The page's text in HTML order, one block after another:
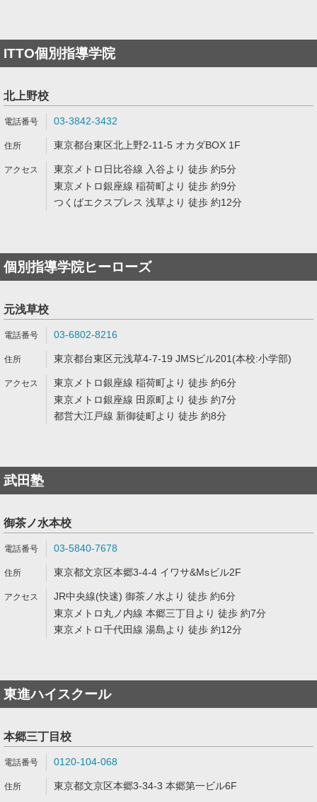
ITTO個別指導学院
北上野校
03-3842-3432
東京都台東区北上野2-11-5 オカダBOX 1F
東京メトロ日比谷線 入谷より 徒歩 約5分
東京メトロ銀座線 稲荷町より 徒歩 約9分
つくばエクスプレス 浅草より 徒歩 約12分
個別指導学院ヒーローズ
元浅草校
03-6802-8216
東京都台東区元浅草4-7-19 JMSビル201(本校:小学部)
東京メトロ銀座線 稲荷町より 徒歩 約6分
東京メトロ銀座線 田原町より 徒歩 約7分
都営大江戸線 新御徒町より 徒歩 約8分
武田塾
御茶ノ水本校
03-5840-7678
東京都文京区本郷3-4-4 イワサ&Msビル2F
JR中央線(快速) 御茶ノ水より 徒歩 約6分
東京メトロ丸ノ内線 本郷三丁目より 徒歩 約7分
東京メトロ千代田線 湯島より 徒歩 約12分
東進ハイスクール
本郷三丁目校
0120-104-068
東京都文京区本郷3-34-3 本郷第一ビル6F